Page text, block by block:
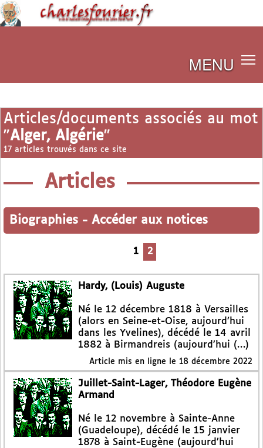
MENU
Articles/documents associés au mot
"Alger, Algérie"
17 articles trouvés dans ce site
Articles
Biographies - Accéder aux notices
1 2
Hardy, (Louis) Auguste
Né le 12 décembre 1818 à Versailles
(alors en Seine-et-Oise, aujourd’hui
dans les Yvelines), décédé le 14 avril
1882 à Birmandreis (aujourd’hui (…)
Article mis en ligne le 18 décembre 2022
Juillet-Saint-Lager, Théodore Eugène
Armand
Né le 12 novembre à Sainte-Anne
(Guadeloupe), décédé le 15 janvier
1878 à Saint-Eugène (aujourd’hui